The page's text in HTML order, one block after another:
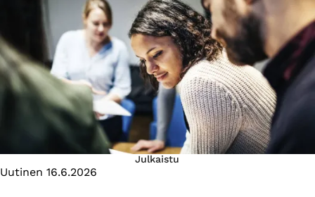
Julkaistu
Uutinen 16.6.2026